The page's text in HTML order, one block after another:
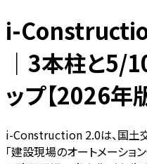
i-
｜3本柱と5/
ップ【2026年
i-Construction 2.0は、国土
「建設現場のオートメーショ